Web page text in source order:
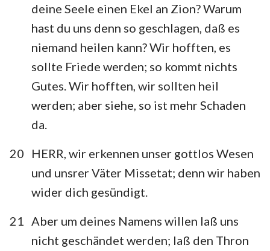
deine Seele einen Ekel an Zion? Warum
hast du uns denn so geschlagen, daß es
niemand heilen kann? Wir hofften, es
sollte Friede werden; so kommt nichts
Gutes. Wir hofften, wir sollten heil
werden; aber siehe, so ist mehr Schaden
da.
20
HERR, wir erkennen unser gottlos Wesen
und unsrer Väter Missetat; denn wir haben
wider dich gesündigt.
21
Aber um deines Namens willen laß uns
nicht geschändet werden; laß den Thron